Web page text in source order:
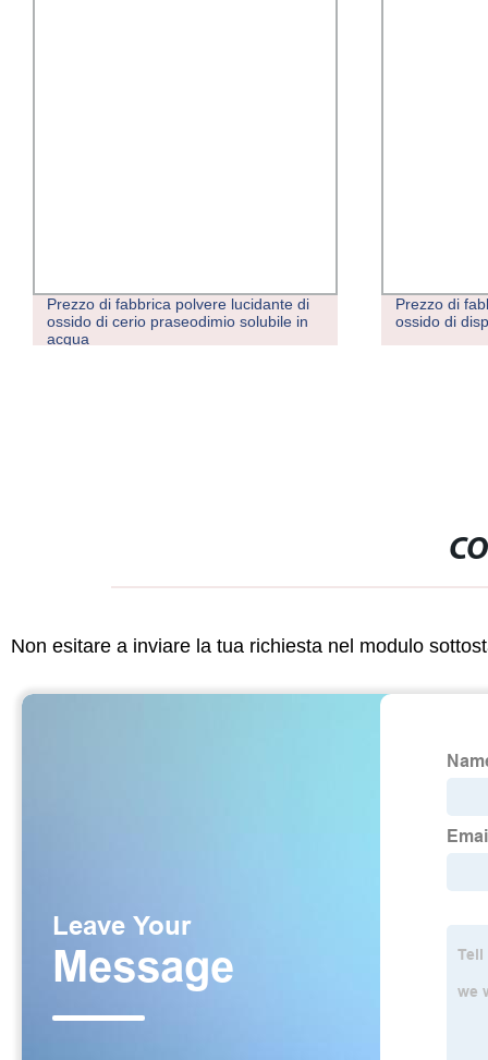
Prezzo di fabbrica polvere lucidante di
ossido di cerio praseodimio solubile in
acqua
Prezzo di
ossido di
Non esitare a inviare la tua richiesta nel modulo